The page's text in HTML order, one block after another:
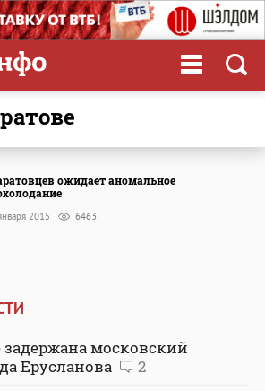
ожидает аномальное
2015 6463
задержана московский
Ерусланова
2